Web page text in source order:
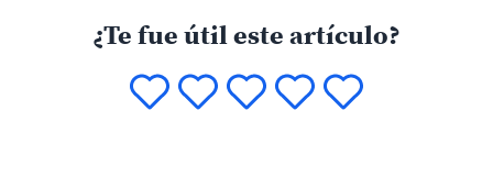
¿Te fue útil este artículo?